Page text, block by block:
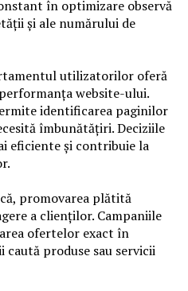
în optimizare observă
și ale numărului de
utilizatorilor oferă
website-ului.
identificarea paginilor
îmbunătățiri. Deciziile
eficiente și contribuie la
promovarea plătită
a clienților. Campaniile
ofertelor exact în
produse sau servicii